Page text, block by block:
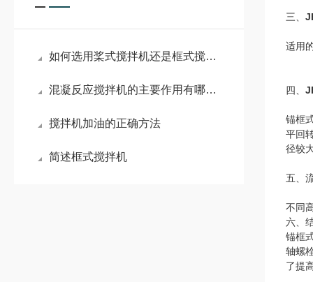
如何选用桨式搅拌机还是框式搅拌机
混凝反应搅拌机的主要作用有哪些？
搅拌机加油的正确方法
简述框式搅拌机
三、
适用
四、
锚框
平回
径较
五、
不同
六、
锚框
轴螺
了提